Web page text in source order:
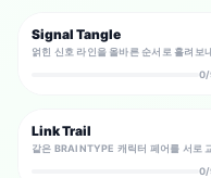
Signal Tangle
0/
Link Trail
0/